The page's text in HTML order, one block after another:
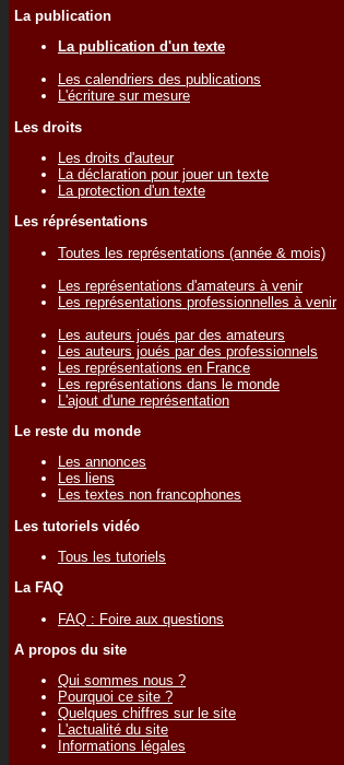
La publication
La publication d'un texte
Les calendriers des publications
L'écriture sur mesure
Les droits
Les droits d'auteur
La déclaration pour jouer un texte
La protection d'un texte
Les réprésentations
Toutes les représentations (année & mois)
Les représentations d'amateurs à venir
Les représentations professionnelles à venir
Les auteurs joués par des amateurs
Les auteurs joués par des professionnels
Les représentations en France
Les représentations dans le monde
L'ajout d'une représentation
Le reste du monde
Les annonces
Les liens
Les textes non francophones
Les tutoriels vidéo
Tous les tutoriels
La FAQ
FAQ : Foire aux questions
A propos du site
Qui sommes nous ?
Pourquoi ce site ?
Quelques chiffres sur le site
L'actualité du site
Informations légales